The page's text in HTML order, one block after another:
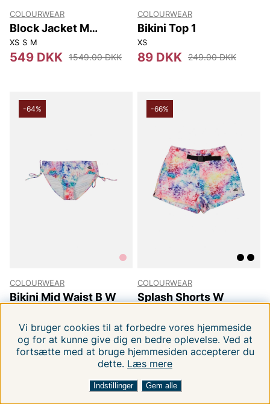
FILTRERA EFTER SORTER EFTER:
COLOURWEAR
Block Jacket M
Jackets
XS S M
549 DKK 1549.00 DKK
COLOURWEAR
Bikini Top 1
XS
89 DKK 249.00 DKK
-64%
COLOURWEAR
Bikini Mid Waist B W
79 DKK 219 DKK
-66%
COLOURWEAR
Splash Shorts W
99 DKK 289.00 DKK
Vi bruger cookies til at forbedre vores hjemmeside
og for at kunne give dig en bedre oplevelse. Ved at
fortsætte med at bruge hjemmesiden accepterer du
dette. Læs mere
Indstillinger Gem alle